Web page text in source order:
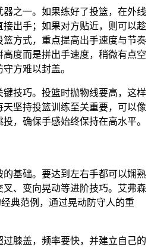
之一。如果练好了投篮，在外线
出手；如果对方贴近，则可以趁
方式，重点提高出手速度与节奏
度而是拼出手速度，稍微有点空
方难以封盖。
技巧。投篮时抛物线要高，这样
坚持投篮训练至关重要，可以像
，确保手感始终保持在高水平。
基础。要达到左右手都可以娴熟
、变向晃动等进阶技巧。艾弗森
经典范例，通过晃动防守人的重
膝盖，频率要快，并建立自己的